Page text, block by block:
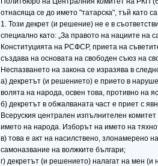
отнасяща се до името "татарска", тъй като
1. Този декрет (и решение) не е в
специално като: „За правото на нациите на
Конституцията на РСФСР, приета на
създава на основата на свободен съюз на
Неспазването на закона се изразява в
а) декретът (и решението) е прието в
волята на народа, освен това, противно на
б) декретът в обжалваната част е приет с
Всеруския централен изпълнителен
името на народа. Изборът на името на
в) това е акт на насилствено, злонамерено
самоназвание на волжките българи;
г) декретът (и решението) налагат на мен